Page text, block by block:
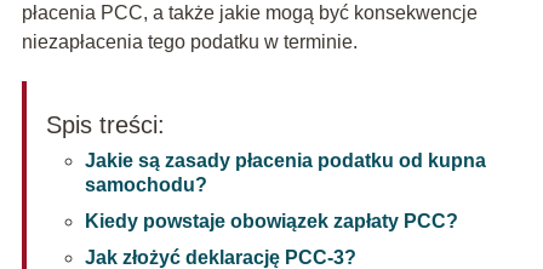
płacenia PCC, a także jakie mogą być konsekwencje
niezapłacenia tego podatku w terminie.
Spis treści:
Jakie są zasady płacenia podatku od kupna
samochodu?
Kiedy powstaje obowiązek zapłaty PCC?
Jak złożyć deklarację PCC-3?